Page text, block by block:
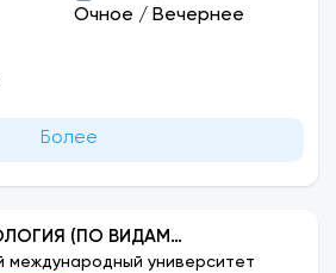
Очное / Вечернее
Более
(ПО ВИДАМ
международный университет